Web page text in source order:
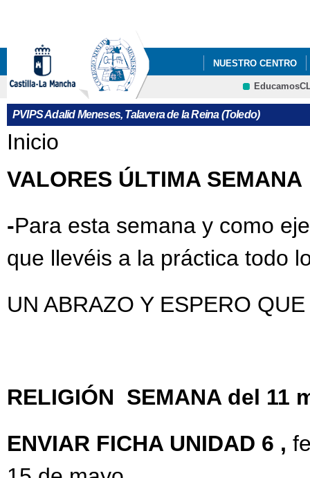
NUESTRO CENTRO
EDUCAMOS CLM
PVIPS Adalid Meneses, Talavera de la Reina (Toledo)
Se encuentra usted aquí
Inicio
VALORES ÚLTIMA SEMANA
-Para esta semana y como
que llevéis a la práctica todo
UN ABRAZO Y ESPERO
RELIGIÓN SEMANA del 11
ENVIAR FICHA UNIDAD 6 ,